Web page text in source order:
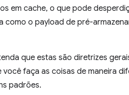
em cache, o que pode
como o payload de pré-
que estas são diretrizes
faça as coisas de maneira
padrões.